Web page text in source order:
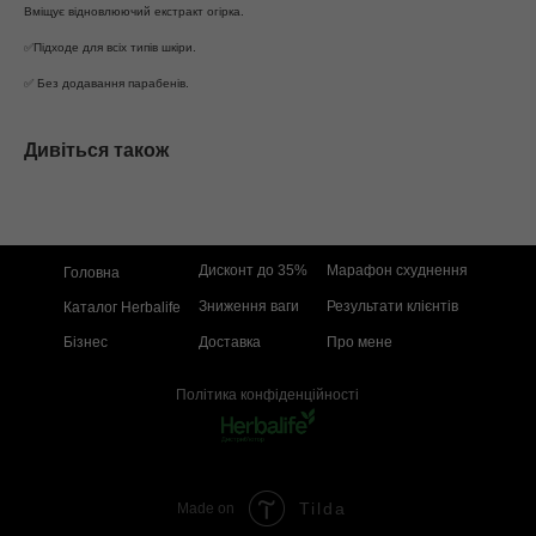
Вміщує відновлюючий екстракт огірка.
✅Підходе для всіх типів шкіри.
✅ Без додавання парабенів.
Дивіться також
Про мене
Марафон схуднення
Результати клієнтів
Каталог Herbalife
Бізнес
Головна Дисконт до 35%
Доставка
Зниження ваги
Політика конфіденційності
Made on Tilda